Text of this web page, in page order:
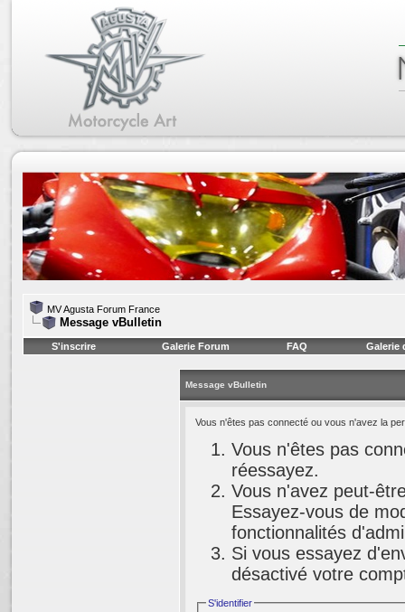
MV Agusta Forum France
Message vBulletin
S'inscrire Galerie Forum FAQ Galerie
Message vBulletin
Vous n'êtes pas connecté ou vous n'avez la
Vous n'êtes pas
réessayez.
Vous n'avez peut-
Essayez-vous de
fonctionnalités
Si vous essayez
désactivé votre
S'identifier